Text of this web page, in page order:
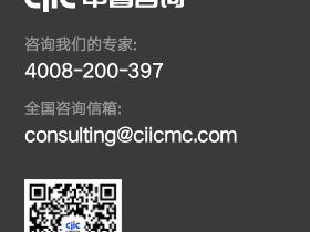
咨询我们的专家:
4008-200-397
全国咨询信箱:
consulting@ciicmc.com